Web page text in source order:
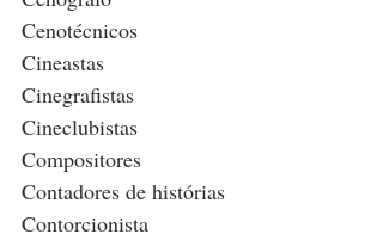
Cenotécnicos
Cineastas
Cinegrafistas
Cineclubistas
Compositores
Contadores de histórias
Contorcionista